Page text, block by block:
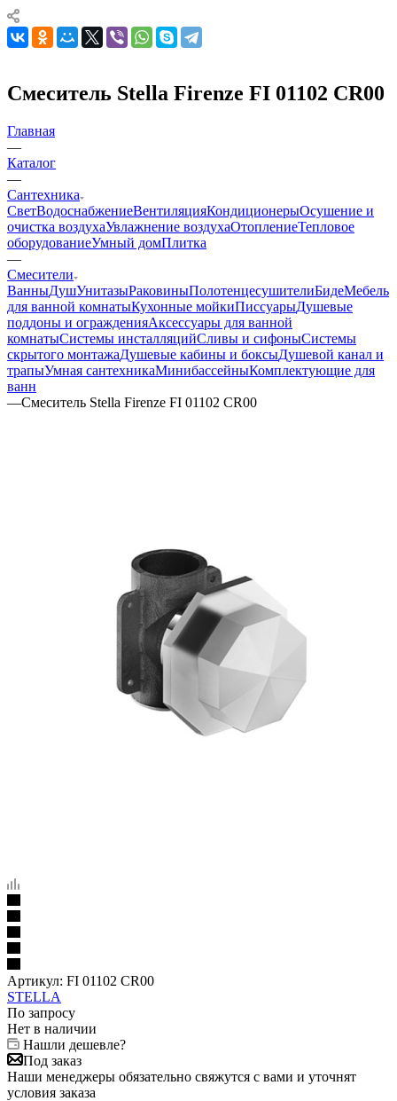
Смеситель Stella Firenze FI 01102 CR00
Главная
—
Каталог
—
Сантехника
СветВодоснабжениеВентиляцияКондиционерыОсушение и
очистка воздухаУвлажнение воздухаОтоплениеТепловое
оборудованиеУмный домПлитка
—
Смесители
ВанныДушУнитазыРаковиныПолотенцесушителиБидеМебель
для ванной комнатыКухонные мойкиПиссуарыДушевые
поддоны и огражденияАксессуары для ванной
комнатыСистемы инсталляцийСливы и сифоныСистемы
скрытого монтажаДушевые кабины и боксыДушевой канал и
трапыУмная сантехникаМинибассейныКомплектующие для
ванн
—Смеситель Stella Firenze FI 01102 CR00
Артикул: FI 01102 CR00
STELLA
По запросу
Нет в наличии
Нашли дешевле?
Под заказ
Наши менеджеры обязательно свяжутся с вами и уточнят
условия заказа